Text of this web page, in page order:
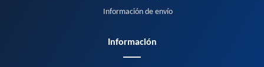
Información de envío
Información